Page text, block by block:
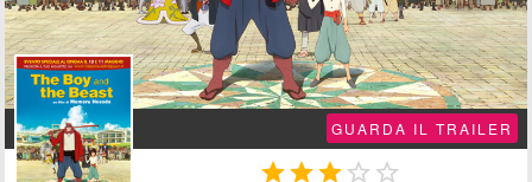
GUARDA IL TRAILER
  